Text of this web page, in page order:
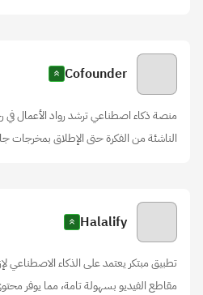
Cofounder
منصة ذكاء اصطناعي ترشد رواد الأعمال في
الناشئة من الفكرة حتى الإطلاق بمخرجات
Halalify
تطبيق مبتكر يعتمد على الذكاء الاصطناعي
مقاطع الفيديو بسهولة تامة، مما يوفر